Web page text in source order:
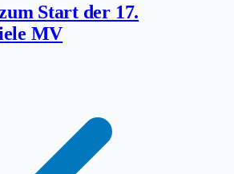
Start der 17.
MV